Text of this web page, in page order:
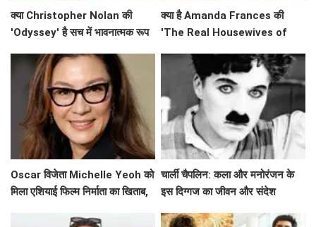
क्या Christopher Nolan की
'Odyssey' है सच में भावनात्मक रूप
समीक्षा
क्या है Amanda Frances की
'The Real Housewives of
Oscar विजेता Michelle Yeoh को
मिला एशियाई फिल्म निर्माता का खिताब,
चार्ली चैपलिन: कला और मनोरंजन के
इस दिग्गज का जीवन और संदेश